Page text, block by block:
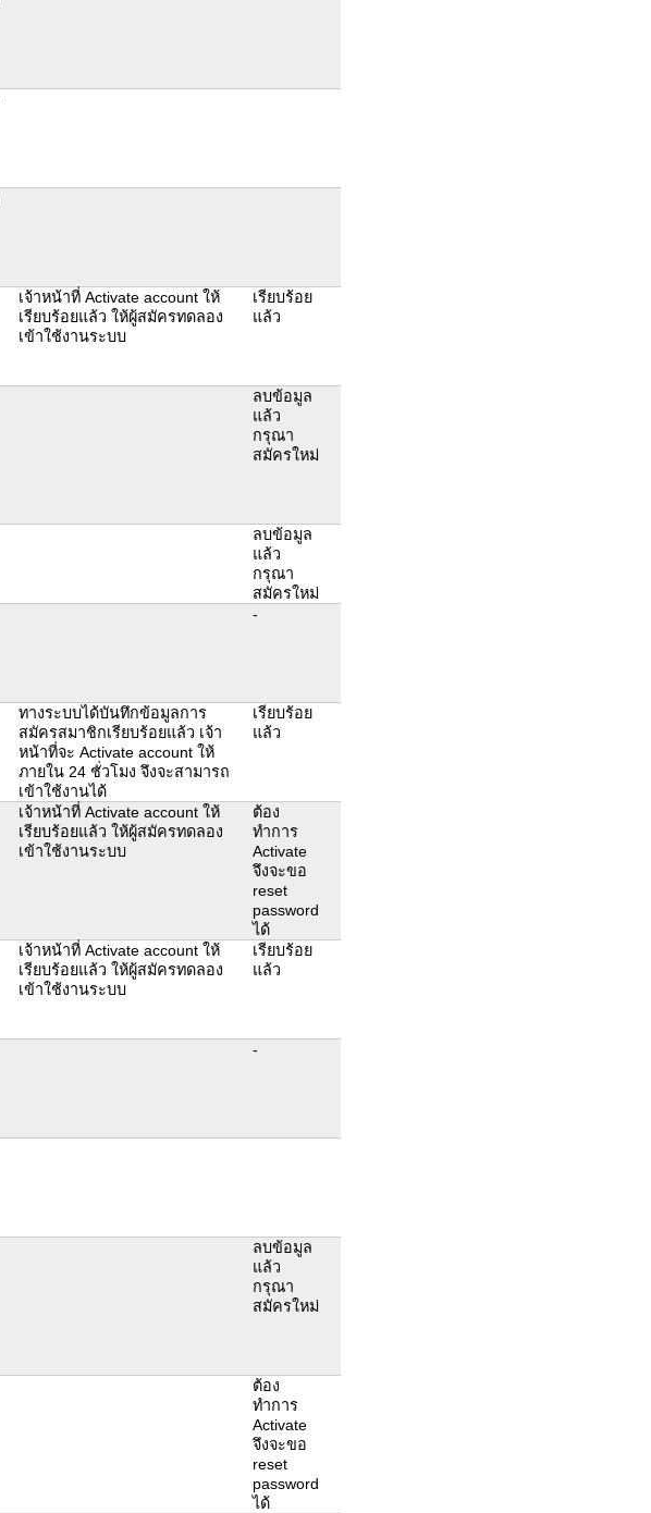
เจ้าหน้าที่ Activate account ให้
เรียบร้อยแล้ว ให้ผู้สมัครทดลอง
เข้าใช้งานระบบ
เรียบร้อย
แล้ว
ลบข้อมูล
แล้ว
กรุณา
สมัครใหม่
ลบข้อมูล
แล้ว
กรุณา
สมัครใหม่
-
ทางระบบได้บันทึกข้อมูลการ
สมัครสมาชิกเรียบร้อยแล้ว เจ้า
หน้าที่จะ Activate account ให้
ภายใน 24 ชั่วโมง จึงจะสามารถ
เข้าใช้งานได้
เรียบร้อย
แล้ว
เจ้าหน้าที่ Activate account ให้
เรียบร้อยแล้ว ให้ผู้สมัครทดลอง
เข้าใช้งานระบบ
ต้อง
ทำการ
Activate
จึงจะขอ
reset
password
ได้
เจ้าหน้าที่ Activate account ให้
เรียบร้อยแล้ว ให้ผู้สมัครทดลอง
เข้าใช้งานระบบ
เรียบร้อย
แล้ว
-
ลบข้อมูล
แล้ว
กรุณา
สมัครใหม่
ต้อง
ทำการ
Activate
จึงจะขอ
reset
password
ได้